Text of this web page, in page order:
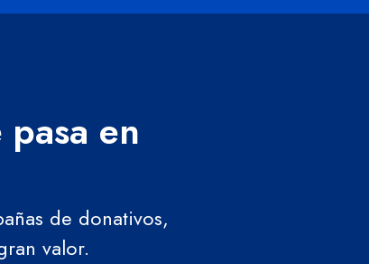
en
de donativos,
valor.